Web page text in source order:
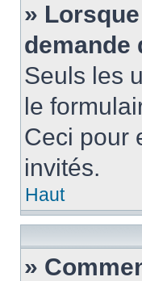
»
demande
Seuls les
le
Ceci pour
invités.
Haut
»